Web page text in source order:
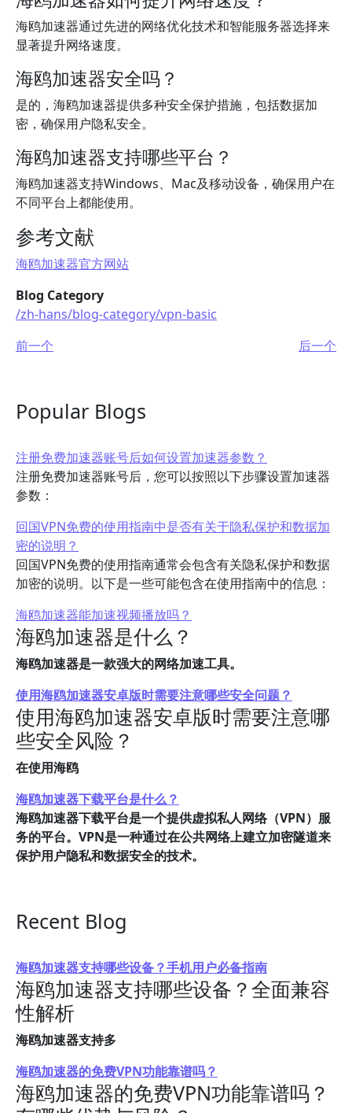
海鸥加速器通过先进的网络优化技术和智能服务器选择来
显著提升网络速度。
海鸥加速器安全吗？
是的，海鸥加速器提供多种安全保护措施，包括数据加
密，确保用户隐私安全。
海鸥加速器支持哪些平台？
海鸥加速器支持Windows、Mac及移动设备，确保用户在
不同平台上都能使用。
参考文献
海鸥加速器官方网站
Blog Category
/zh-hans/blog-category/vpn-basic
前一个
后一个
Popular Blogs
注册免费加速器账号后如何设置加速器参数？
注册免费加速器账号后，您可以按照以下步骤设置加速器
参数：
回国VPN免费的使用指南中是否有关于隐私保护和数据加
密的说明？
回国VPN免费的使用指南通常会包含有关隐私保护和数据
加密的说明。以下是一些可能包含在使用指南中的信息：
海鸥加速器能加速视频播放吗？
海鸥加速器是什么？
海鸥加速器是一款强大的网络加速工具。
使用海鸥加速器安卓版时需要注意哪些安全问题？
使用海鸥加速器安卓版时需要注意哪
些安全风险？
在使用海鸥
海鸥加速器下载平台是什么？
海鸥加速器下载平台是一个提供虚拟私人网络（VPN）服
务的平台。VPN是一种通过在公共网络上建立加密隧道来
保护用户隐私和数据安全的技术。
Recent Blog
海鸥加速器支持哪些设备？手机用户必备指南
海鸥加速器支持哪些设备？全面兼容
性解析
海鸥加速器支持多
海鸥加速器的免费VPN功能靠谱吗？
海鸥加速器的免费VPN功能靠谱吗？